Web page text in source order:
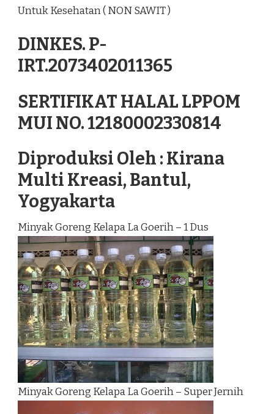
Untuk Kesehatan ( NON SAWIT )
DINKES. P-
IRT.2073402011365
SERTIFIKAT HALAL LPPOM
MUI NO. 12180002330814
Diproduksi Oleh : Kirana
Multi Kreasi, Bantul,
Yogyakarta
Minyak Goreng Kelapa La Goerih – 1 Dus
Minyak Goreng Kelapa La Goerih – Super Jernih